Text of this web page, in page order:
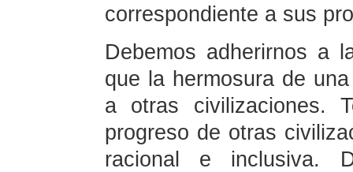
correspondiente a sus
Debemos adherirnos a
que la hermosura de
a otras civilizaciones.
progreso de otras
racional e inclusiva.